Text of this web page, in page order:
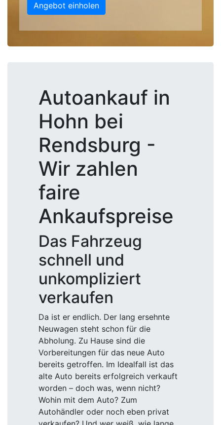
Angebot einholen
Autoankauf in
Hohn bei
Rendsburg -
Wir zahlen
faire
Ankaufspreise
Das Fahrzeug
schnell und
unkompliziert
verkaufen
Da ist er endlich. Der lang ersehnte
Neuwagen steht schon für die
Abholung. Zu Hause sind die
Vorbereitungen für das neue Auto
bereits getroffen. Im Idealfall ist das
alte Auto bereits erfolgreich verkauft
worden – doch was, wenn nicht?
Wohin mit dem Auto? Zum
Autohändler oder noch eben privat